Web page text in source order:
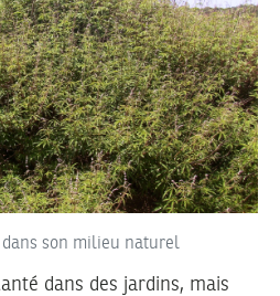
dans son milieu naturel
dans des jardins, mais